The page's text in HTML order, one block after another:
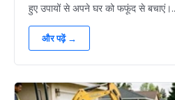
हुए उपायों से अपने घर को फफूंद से
और पढ़ें →